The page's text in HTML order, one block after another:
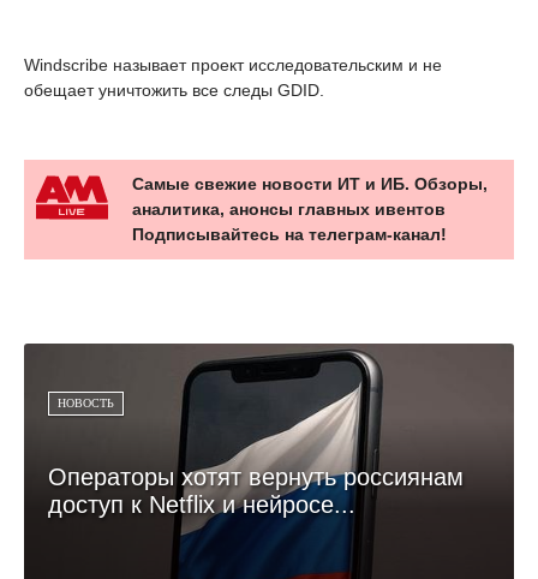
Windscribe называет проект исследовательским и не
обещает уничтожить все следы GDID.
Самые свежие новости ИТ и ИБ. Обзоры,
аналитика, анонсы главных ивентов
Подписывайтесь на телеграм-канал!
НОВОСТЬ
Операторы хотят вернуть россиянам
доступ к Netflix и нейросе...